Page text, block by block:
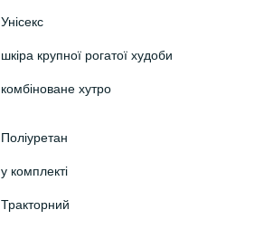
Унісекс
шкіра крупної рогатої худоби
комбіноване хутро
Поліуретан
у комплекті
Тракторний